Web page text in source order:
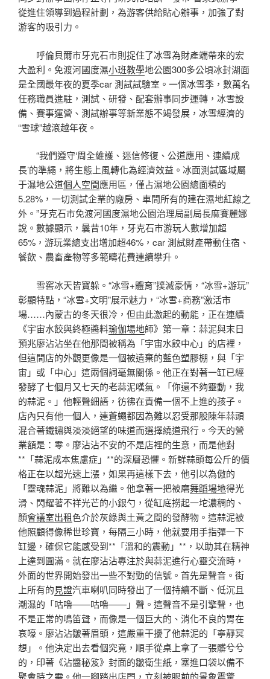
從進住領導到過程計劃，為游客供給貼心辦事，加強了對
游客的吸引力。
呼倫貝爾市牙克石市則捉住了冰雪為財產端帶來的宏
大盈利。免渡河國度濕小班教學地公園300多公頃冰封湖面
是全國最年夜的夏季car 測試試驗室。一個冰雪季，數萬名
任務職員進駐，測試、研發、配套辦事同步運轉，冰雪設
備、賽事運營、測試辦事等新業態不竭發展，冰雪經濟的
“雪球”越滾越年夜。
“我們遵守‘周全維護、迷信修復、公道應用、連續成
長’的準繩，將生態上風轉化為經濟效益。冰面測試區域屬
于濕地公道個人空間應用區，僅占濕地公園總面積的
5.28%，一切測試企業的廠房、車間所有的建在濕地紅線之
外。”牙克石市免渡河國度濕地公園治理局副局長麻賽麗娜
說。數據顯示，曩昔10年，牙克石市游玩人數增加超
65%，游玩業總支出增加超46%，car 測試財產帶動住宿、
餐飲、農畜產物等多範疇花費連續攀升。
雪窖冰天皆寶躲。“冰雪+體育”撲滅豪情，“冰雪+游玩”
彰顯特點，“冰雪+文明”展示魅力，“冰雪+商務”激活市
場……內蒙古的冬天很冷，但由此激起的動能，正在連續
《宇宙水餃與終極醬料瑜伽場地師》第一章：蒜泥與末日
預兆廖沾沾坐在他那間被稱為「宇宙水餃中心」的店裡，
但這間店的外觀更像是一個被遺棄的藍色塑膠棚，與「宇
宙」或「中心」這兩個詞毫無關係。他正在對著一缸已經
發酵了七個月又七天的老蒜泥嘆氣。「你還不夠靈動，我
的蒜泥。」他輕聲細語，彷彿在責備一個不上進的孩子。
店內只有他一個人，連蒼蠅都因為難以忍受那股陳年蒜頭
混合著鐵鏽與淡淡絕望的味道而選擇繞道飛行。今天的營
業額是：零。廖沾沾不安的不是店裡的生意，而是他對
**「蒜泥成本焦慮症」**的深層恐懼。新鮮蒜頭每公斤的價
格正在以超光速上漲，如果再這樣下去，他引以為傲的
「靈魂蒜泥」將難以為繼。他拿著一把被磨舞蹈場地得光
滑、閃耀著不祥光芒的小銀勺，從缸底撈起一坨濃稠的、
顏會議室出租色介於灰綠與土黃之間的發酵物。這蒜泥被
他照顧得像稀世珍寶，每隔三小時，他就要用手指彈一下
缸邊，確保它能感受到**「溫和的震動」**，以助其在精神
上達到圓滿。就在廖沾沾專注於與蒜泥進行心靈交流時，
外面的世界開始發出一些不對勁的信號。首先是聲音。街
上所有的見證汽車喇叭同時發出了一個持續不斷、低沉且
潮濕的「咕嚕——咕嚕——」聲。這聲音不是引擎聲，也
不是正常的鳴笛聲，而像是一個巨大的、消化不良的胃在
哀嚎。廖沾沾皺著眉頭，這嚴重干擾了他蒜泥的「寧靜冥
想」。他決定出去看個究竟，順手從桌上拿了一張髒兮兮
的，印著《沾醬秘笈》封面的皺衛生紙，塞進口袋以備不
聚會時之需。他一腳踏出店門，立刻被眼前的景象震驚